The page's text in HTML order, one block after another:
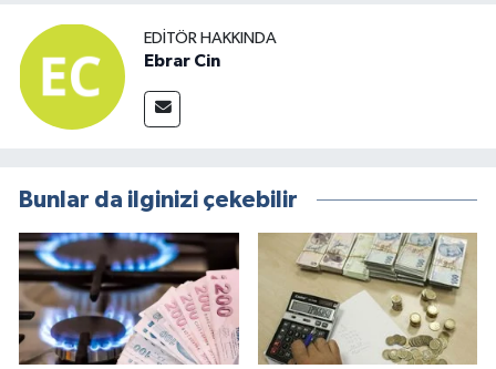
EDITÖR HAKKINDA
Ebrar Cin
Bunlar da ilginizi çekebilir